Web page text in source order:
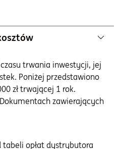
trwania inwestycji, jej
Poniżej przedstawiono
zł trwającej 1 rok.
zawierających
tabeli opłat dystrybutora